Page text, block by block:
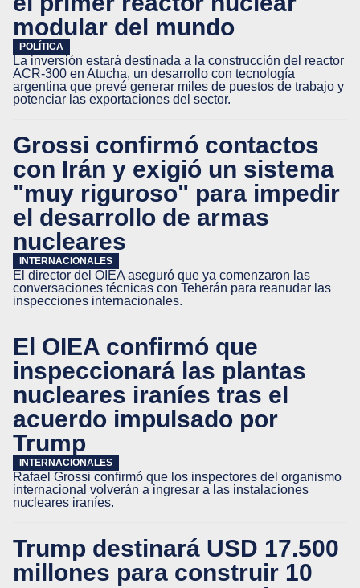
modular del mundo
POLÍTICA
La inversión estará destinada a la construcción del reactor
ACR-300 en Atucha, un desarrollo con tecnología
argentina que prevé generar miles de puestos de trabajo y
potenciar las exportaciones del sector.
Grossi confirmó contactos
con Irán y exigió un sistema
"muy riguroso" para impedir
el desarrollo de armas
nucleares
INTERNACIONALES
El director del OIEA aseguró que ya comenzaron las
conversaciones técnicas con Teherán para reanudar las
inspecciones internacionales.
El OIEA confirmó que
inspeccionará las plantas
nucleares iraníes tras el
acuerdo impulsado por
Trump
INTERNACIONALES
Rafael Grossi confirmó que los inspectores del organismo
internacional volverán a ingresar a las instalaciones
nucleares iraníes.
Trump destinará USD 17.500
millones para construir 10